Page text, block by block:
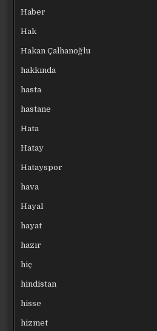
Haber
Hak
Hakan Çalhanoğlu
hakkında
hasta
hastane
Hata
Hatay
Hatayspor
hava
Hayal
hayat
hazır
hiç
hindistan
hisse
hizmet